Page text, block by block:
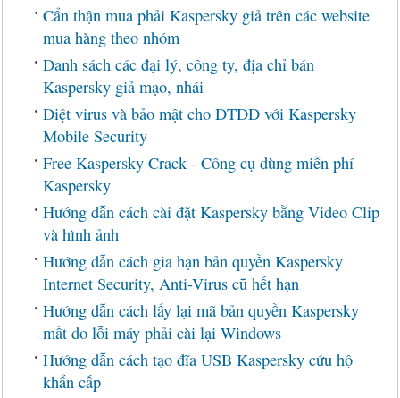
Cẩn thận mua phải Kaspersky giả trên các website
mua hàng theo nhóm
Danh sách các đại lý, công ty, địa chỉ bán
Kaspersky giả mạo, nhái
Diệt virus và bảo mật cho ĐTDD với Kaspersky
Mobile Security
Free Kaspersky Crack - Công cụ dùng miễn phí
Kaspersky
Hướng dẫn cách cài đặt Kaspersky bằng Video Clip
và hình ảnh
Hướng dẫn cách gia hạn bản quyền Kaspersky
Internet Security, Anti-Virus cũ hết hạn
Hướng dẫn cách lấy lại mã bản quyền Kaspersky
mất do lỗi máy phải cài lại Windows
Hướng dẫn cách tạo đĩa USB Kaspersky cứu hộ
khẩn cấp